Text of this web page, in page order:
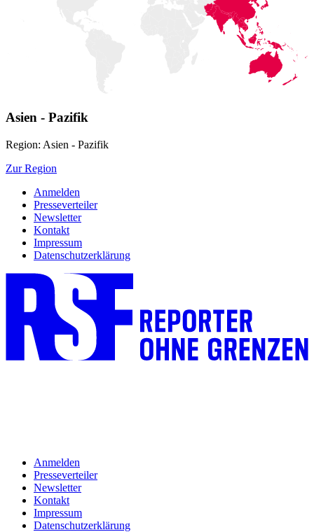
Asien - Pazifik
Region: Asien - Pazifik
Zur Region
Anmelden
Presseverteiler
Newsletter
Kontakt
Impressum
Datenschutzerklärung
Anmelden
Presseverteiler
Newsletter
Kontakt
Impressum
Datenschutzerklärung